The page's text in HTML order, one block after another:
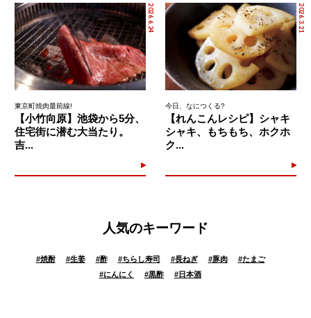
2026.6.24
東京町焼肉最前線!
【小竹向原】池袋から5分、
住宅街に潜む大当たり。
吉...
2026.3.21
今日、なにつくる?
【れんこんレシピ】シャキ
シャキ、もちもち、ホクホ
ク...
人気のキーワード
#焼酎 #生姜 #酢 #ちらし寿司 #長ねぎ #豚肉 #たまご
#にんにく #黒酢 #日本酒